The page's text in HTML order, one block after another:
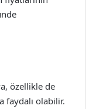
özellikle de
olabilir.